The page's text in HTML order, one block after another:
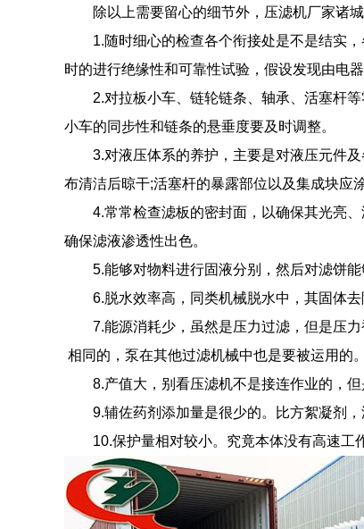
除以上需要留心的细节外，压滤机厂家诸城
1.随时细心的检查各个衔接处是不是结实，
时的进行绝缘性和可靠性试验，假设发现由电
2.对拉板小车、链轮链条、轴承、活塞杆等
小车的同步性和链条的悬垂度要及时调整。
3.对液压体系的养护，主要是对液压元件及
布清洁后晾干;活塞杆的暴露部位以及集成块应
4.常常检查滤板的密封面，以确保其光亮、
确保滤液渗透性出色。
5.能够对物料进行固液分别，然后对滤饼能
6.脱水效率高，同类机械脱水中，其固体去
7.能源消耗少，虽然是压力过滤，但是压力
相同的，泵在其他过滤机械中也是要被运用的
8.产值大，别看压滤机不是接连作业的，但
9.辅佐药剂添加量是很少的。比方絮凝剂，
10.保护量相对较小。究竟本体没有高速工作